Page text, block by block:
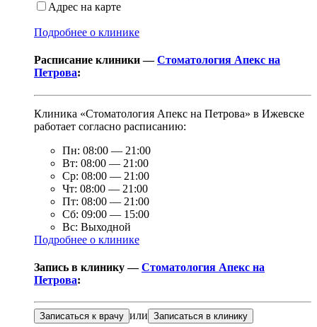
Адрес на карте
Подробнее о клинике
Расписание клиники —Стоматология Апекс на
Петрова:
Клиника «Стоматология Апекс на Петрова» в Ижевске
работает согласно расписанию:
Пн: 08:00 — 21:00
Вт: 08:00 — 21:00
Ср: 08:00 — 21:00
Чт: 08:00 — 21:00
Пт: 08:00 — 21:00
Сб: 09:00 — 15:00
Вс: Выходной
Подробнее о клинике
Запись в клинику —Стоматология Апекс на
Петрова:
Записаться к врачу или Записаться в клинику